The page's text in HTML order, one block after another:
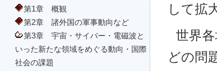
第1章 概観
第2章 諸外国の軍事動向など
第3章 宇宙・サイバー・電磁波と
いった新たな領域をめぐる動向・国際
社会の課題
して拡
世界
どの問